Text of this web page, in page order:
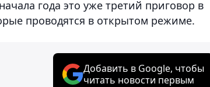
года это уже третий приговор в
проводятся в открытом режиме.
Добавить в Google, чтобы
читать новости первым